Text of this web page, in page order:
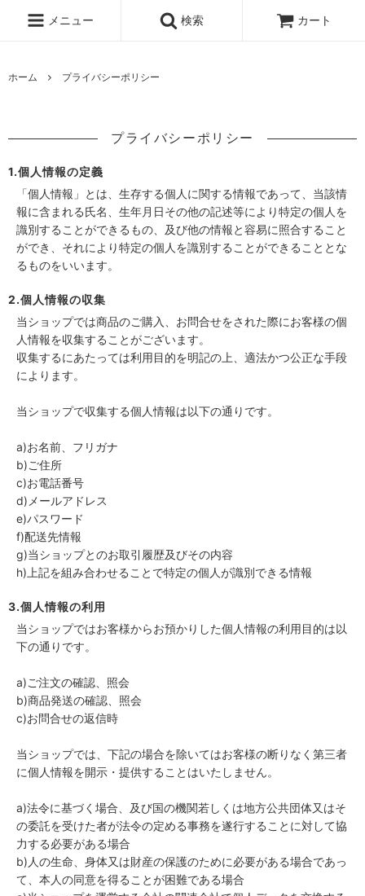
メニュー 検索 カート
ホーム プライバシーポリシー
プライバシーポリシー
1.個人情報の定義
「個人情報」とは、生存する個人に関する情報であって、当該情
報に含まれる氏名、生年月日その他の記述等により特定の個人を
識別することができるもの、及び他の情報と容易に照合すること
ができ、それにより特定の個人を識別することができることとな
るものをいいます。
2.個人情報の収集
当ショップでは商品のご購入、お問合せをされた際にお客様の個
人情報を収集することがございます。
収集するにあたっては利用目的を明記の上、適法かつ公正な手段
によります。
当ショップで収集する個人情報は以下の通りです。
a)お名前、フリガナ
b)ご住所
c)お電話番号
d)メールアドレス
e)パスワード
f)配送先情報
g)当ショップとのお取引履歴及びその内容
h)上記を組み合わせることで特定の個人が識別できる情報
3.個人情報の利用
当ショップではお客様からお預かりした個人情報の利用目的は以
下の通りです。
a)ご注文の確認、照会
b)商品発送の確認、照会
c)お問合せの返信時
当ショップでは、下記の場合を除いてはお客様の断りなく第三者
に個人情報を開示・提供することはいたしません。
a)法令に基づく場合、及び国の機関若しくは地方公共団体又はそ
の委託を受けた者が法令の定める事務を遂行することに対して協
力する必要がある場合
b)人の生命、身体又は財産の保護のために必要がある場合であっ
て、本人の同意を得ることが困難である場合